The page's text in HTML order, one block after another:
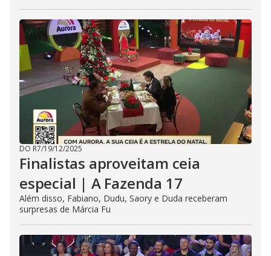
DO R7/19/12/2025
Finalistas aproveitam ceia
especial | A Fazenda 17
Além disso, Fabiano, Dudu, Saory e Duda receberam
surpresas de Márcia Fu